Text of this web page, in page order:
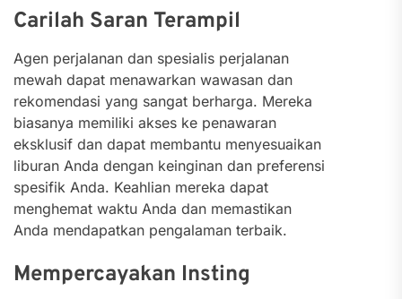
Carilah Saran Terampil
Agen perjalanan dan spesialis perjalanan
mewah dapat menawarkan wawasan dan
rekomendasi yang sangat berharga. Mereka
biasanya memiliki akses ke penawaran
eksklusif dan dapat membantu menyesuaikan
liburan Anda dengan keinginan dan preferensi
spesifik Anda. Keahlian mereka dapat
menghemat waktu Anda dan memastikan
Anda mendapatkan pengalaman terbaik.
Mempercayakan Insting